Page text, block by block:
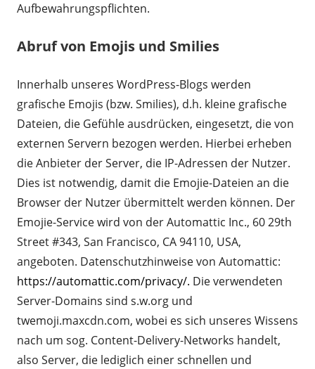
Aufbewahrungspflichten.
Abruf von Emojis und Smilies
Innerhalb unseres WordPress-Blogs werden
grafische Emojis (bzw. Smilies), d.h. kleine grafische
Dateien, die Gefühle ausdrücken, eingesetzt, die von
externen Servern bezogen werden. Hierbei erheben
die Anbieter der Server, die IP-Adressen der Nutzer.
Dies ist notwendig, damit die Emojie-Dateien an die
Browser der Nutzer übermittelt werden können. Der
Emojie-Service wird von der Automattic Inc., 60 29th
Street #343, San Francisco, CA 94110, USA,
angeboten. Datenschutzhinweise von Automattic:
https://automattic.com/privacy/. Die verwendeten
Server-Domains sind s.w.org und
twemoji.maxcdn.com, wobei es sich unseres Wissens
nach um sog. Content-Delivery-Networks handelt,
also Server, die lediglich einer schnellen und